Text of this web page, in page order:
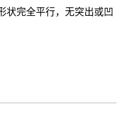
状完全平行，无突出或凹